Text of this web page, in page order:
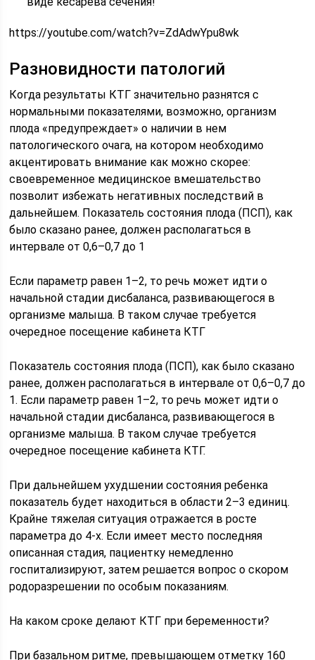
https://youtube.com/watch?v=ZdAdwYpu8wk
Разновидности патологий
Когда результаты КТГ значительно разнятся с
нормальными показателями, возможно, организм
плода «предупреждает» о наличии в нем
патологического очага, на котором необходимо
акцентировать внимание как можно скорее:
своевременное медицинское вмешательство
позволит избежать негативных последствий в
дальнейшем. Показатель состояния плода (ПСП), как
было сказано ранее, должен располагаться в
интервале от 0,6–0,7 до 1
Если параметр равен 1–2, то речь может идти о
начальной стадии дисбаланса, развивающегося в
организме малыша. В таком случае требуется
очередное посещение кабинета КТГ
Показатель состояния плода (ПСП), как было сказано
ранее, должен располагаться в интервале от 0,6–0,7 до
1. Если параметр равен 1–2, то речь может идти о
начальной стадии дисбаланса, развивающегося в
организме малыша. В таком случае требуется
очередное посещение кабинета КТГ.
При дальнейшем ухудшении состояния ребенка
показатель будет находиться в области 2–3 единиц.
Крайне тяжелая ситуация отражается в росте
параметра до 4-х. Если имеет место последняя
описанная стадия, пациентку немедленно
госпитализируют, затем решается вопрос о скором
родоразрешении по особым показаниям.
На каком сроке делают КТГ при беременности?
При базальном ритме, превышающем отметку 160